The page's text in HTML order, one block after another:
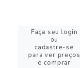
Faça seu login
ou
cadastre-se
para ver preços
e comprar